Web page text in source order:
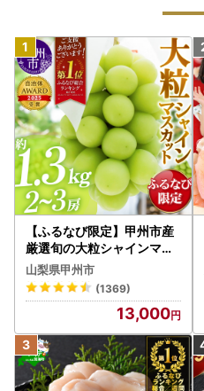
【ふるなび限定】甲州市産
厳選旬の大粒シャインマス
カット 約1.3kg 2～3房【2
026年発送】（MG）B12-
472 FN-Limited-VO シャ
インマスカット フルーツ
山梨県甲州市
(1369)
13,000